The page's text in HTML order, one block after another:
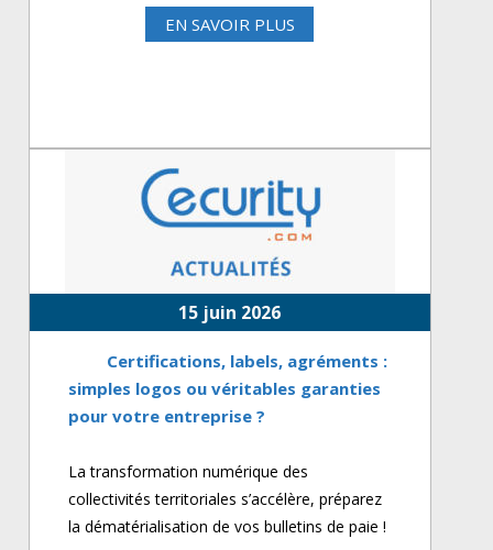
EN SAVOIR PLUS
15 juin 2026
Certifications, labels, agréments :
simples logos ou véritables garanties
pour votre entreprise ?
La transformation numérique des
collectivités territoriales s’accélère, préparez
la dématérialisation de vos bulletins de paie !